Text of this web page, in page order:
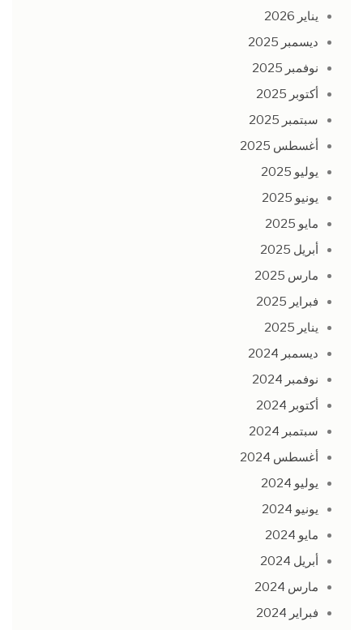
يناير 2026
ديسمبر 2025
نوفمبر 2025
أكتوبر 2025
سبتمبر 2025
أغسطس 2025
يوليو 2025
يونيو 2025
مايو 2025
أبريل 2025
مارس 2025
فبراير 2025
يناير 2025
ديسمبر 2024
نوفمبر 2024
أكتوبر 2024
سبتمبر 2024
أغسطس 2024
يوليو 2024
يونيو 2024
مايو 2024
أبريل 2024
مارس 2024
فبراير 2024